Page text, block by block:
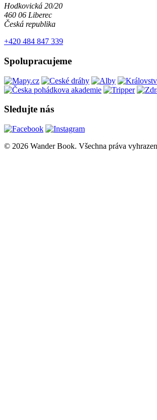
Hodkovická 20/20
460 06 Liberec
Česká republika
+420 484 847 339
Spolupracujeme
Sledujte nás
© 2026 Wander Book. Všechna práva